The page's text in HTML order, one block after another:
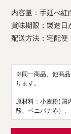
内容量：手延べ紅
賞味期限：製造日
配送方法：宅配便
※同一商品、他商
ります。
原材料：小麦粉( 国
酸、ベニバナ赤）